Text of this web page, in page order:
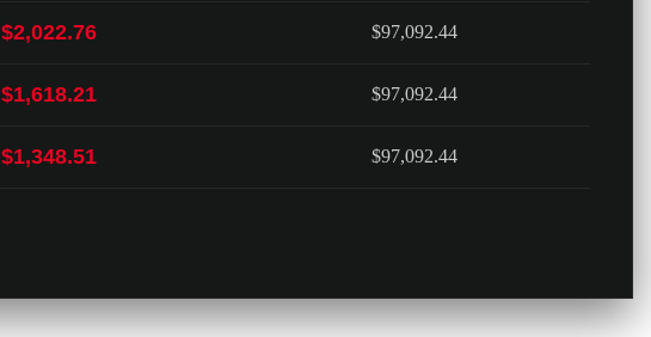
$2,022.76 $97,092.44
$1,618.21 $97,092.44
$1,348.51 $97,092.44